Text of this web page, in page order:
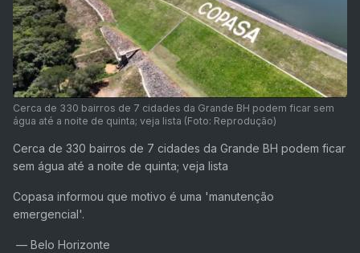
Cerca de 330 bairros de 7 cidades da Grande BH podem ficar sem
água até a noite de quinta; veja lista (Foto: Reprodução)
Cerca de 330 bairros de 7 cidades da Grande BH podem ficar
sem água até a noite de quinta; veja lista
Copasa informou que motivo é uma 'manutenção
emergencial'.
— Belo Horizonte